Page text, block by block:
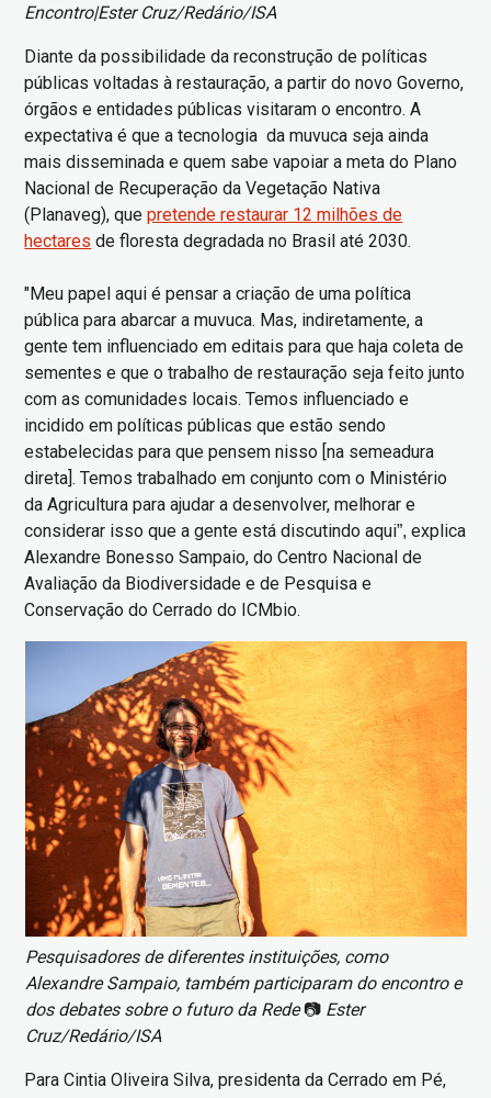
Encontro|Ester Cruz/Redário/ISA
Diante da possibilidade da reconstrução de políticas
públicas voltadas à restauração, a partir do novo Governo,
órgãos e entidades públicas visitaram o encontro. A
expectativa é que a tecnologia da muvuca seja ainda
mais disseminada e quem sabe vapoiar a meta do Plano
Nacional de Recuperação da Vegetação Nativa
(Planaveg), quepretende restaurar 12 milhões de
hectares de floresta degradada no Brasil até 2030.
"Meu papel aqui é pensar a criação de uma política
pública para abarcar a muvuca. Mas, indiretamente, a
gente tem influenciado em editais para que haja coleta de
sementes e que o trabalho de restauração seja feito junto
com as comunidades locais. Temos influenciado e
incidido em políticas públicas que estão sendo
estabelecidas para que pensem nisso [na semeadura
direta]. Temos trabalhado em conjunto com o Ministério
da Agricultura para ajudar a desenvolver, melhorar e
considerar isso que a gente está discutindo aqui”,explica
Alexandre Bonesso Sampaio, do Centro Nacional de
Avaliação da Biodiversidade e de Pesquisa e
Conservação do Cerrado do ICMbio.
Pesquisadores de diferentes instituições, como
Alexandre Sampaio, também participaram do encontro e
dos debates sobre o futuro da Rede📷 Ester
Cruz/Redário/ISA
Para Cintia Oliveira Silva, presidenta da Cerrado em Pé,